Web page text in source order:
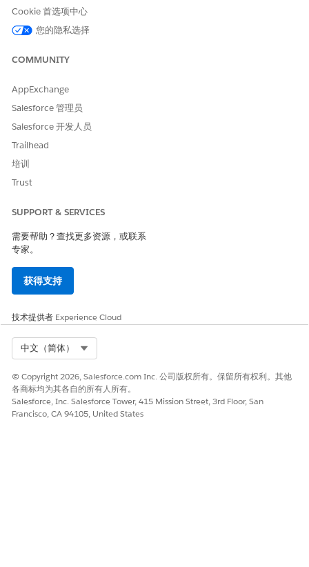
Cookie 首选项中心
您的隐私选择
COMMUNITY
AppExchange
Salesforce 管理员
Salesforce 开发人员
Trailhead
培训
Trust
SUPPORT & SERVICES
需要帮助？查找更多资源，或联系
专家。
获得支持
技术提供者 Experience Cloud
中文（简体）
© Copyright 2026, Salesforce.com Inc. 公司版权所有。保留所有权利。其他
各商标均为其各自的所有人所有。
Salesforce, Inc. Salesforce Tower, 415 Mission Street, 3rd Floor, San
Francisco, CA 94105, United States